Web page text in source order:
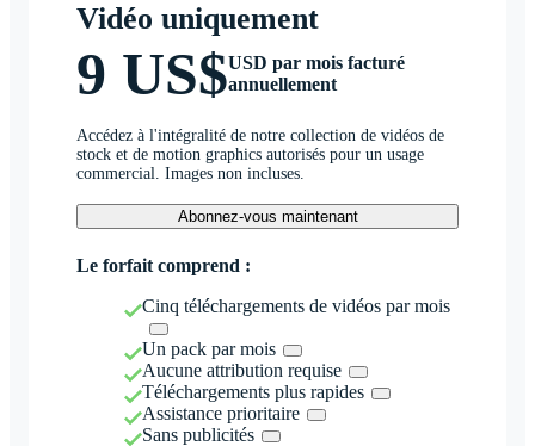
Vidéo uniquement
9 US$USD par mois facturé
annuellement
Accédez à l'intégralité de notre collection de vidéos de
stock et de motion graphics autorisés pour un usage
commercial. Images non incluses.
Abonnez-vous maintenant
Le forfait comprend :
Cinq téléchargements de vidéos par mois
Un pack par mois
Aucune attribution requise
Téléchargements plus rapides
Assistance prioritaire
Sans publicités